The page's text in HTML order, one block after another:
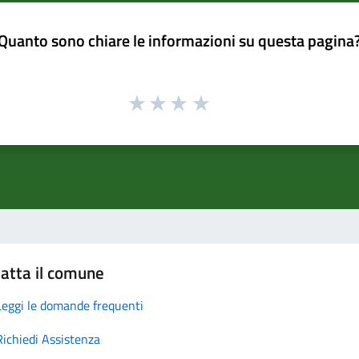
sono chiare le informazioni su questa
il comune
le domande frequenti
Assistenza